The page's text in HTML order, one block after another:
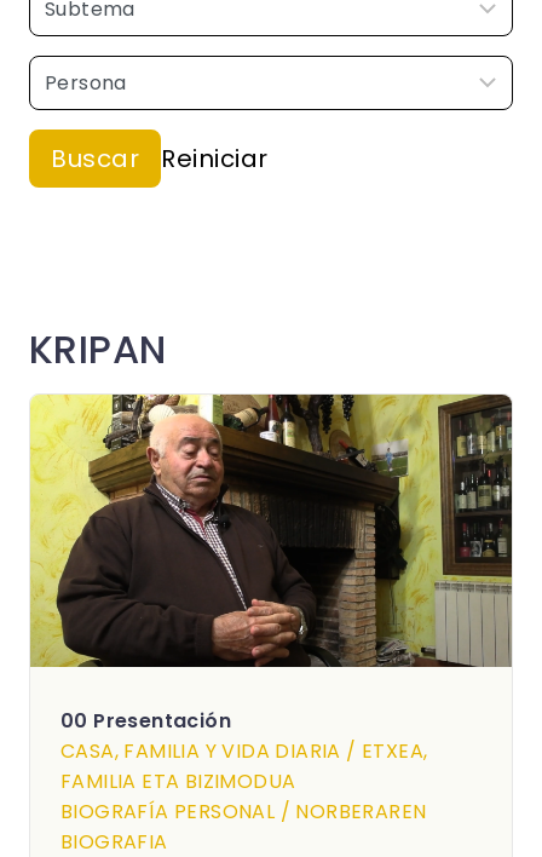
KRIPAN
00 Presentación
CASA, FAMILIA Y VIDA DIARIA / ETXEA,
FAMILIA ETA BIZIMODUA
BIOGRAFÍA PERSONAL / NORBERAREN
BIOGRAFIA